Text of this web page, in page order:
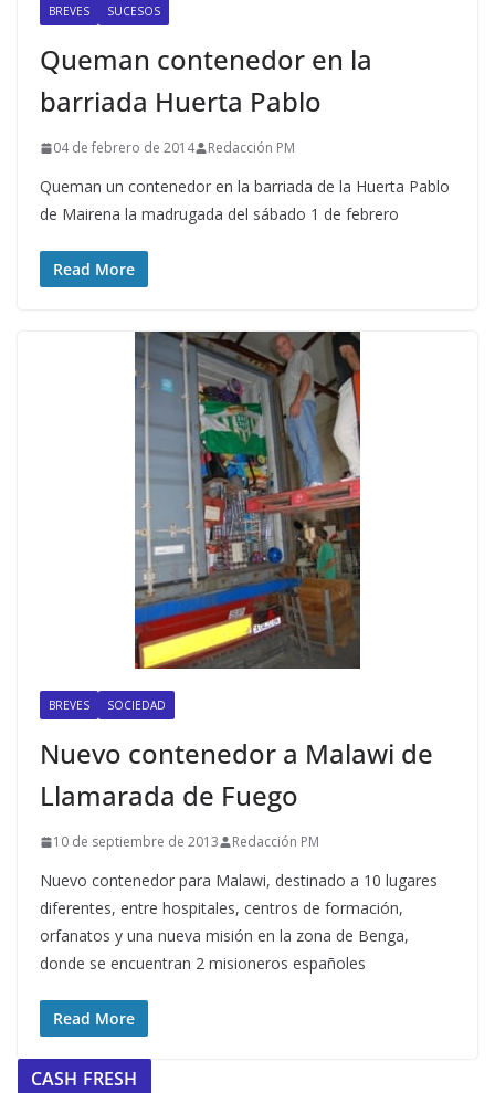
BREVES SUCESOS
Queman contenedor en la
barriada Huerta Pablo
04 de febrero de 2014 Redacción PM
Queman un contenedor en la barriada de la Huerta Pablo
de Mairena la madrugada del sábado 1 de febrero
Read More
BREVES SOCIEDAD
Nuevo contenedor a Malawi de
Llamarada de Fuego
10 de septiembre de 2013 Redacción PM
Nuevo contenedor para Malawi, destinado a 10 lugares
diferentes, entre hospitales, centros de formación,
orfanatos y una nueva misión en la zona de Benga,
donde se encuentran 2 misioneros españoles
Read More
CASH FRESH